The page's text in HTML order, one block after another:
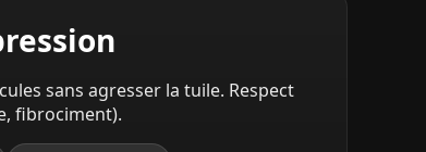
sans agresser la tuile. Respect
fibrociment).